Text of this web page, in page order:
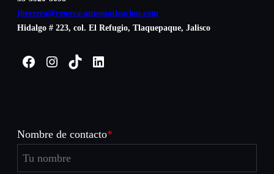
jherrera@renova-automatizacion.com
Hidalgo # 223, col. El Refugio, Tlaquepaque, Jalisco
Facebook
Instagram
TikTokLinkedIn
Nombre de contacto*